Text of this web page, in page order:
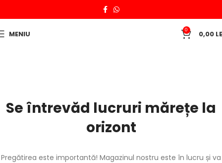
MENIU 0 0,00
Se întrevăd lucruri mărețe la
orizont
Pregătirea este importantă! Magazinul nostru este în lucru și va